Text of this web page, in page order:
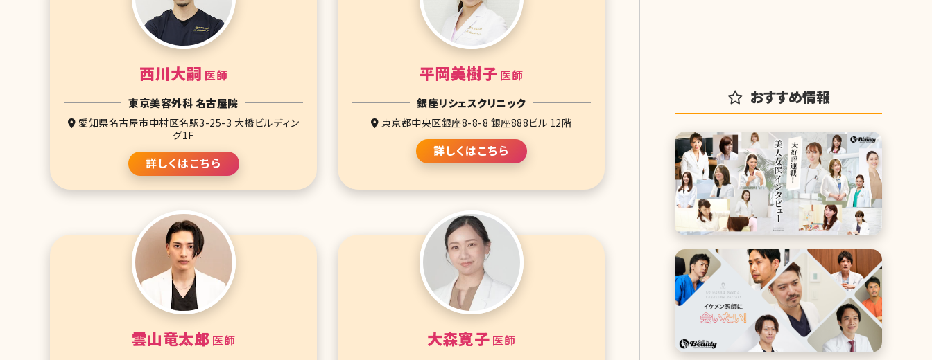
西川大嗣 医師
東京美容外科 名古屋院
愛知県名古屋市中村区名駅3-25-3 大橋ビルディン
グ1F
詳しくはこちら
平岡美樹子 医師
銀座リシェスクリニック
東京都中央区銀座8-8-8 銀座888ビル 12階
詳しくはこちら
雲山竜太郎 医師 大森寛子 医師
おすすめ情報